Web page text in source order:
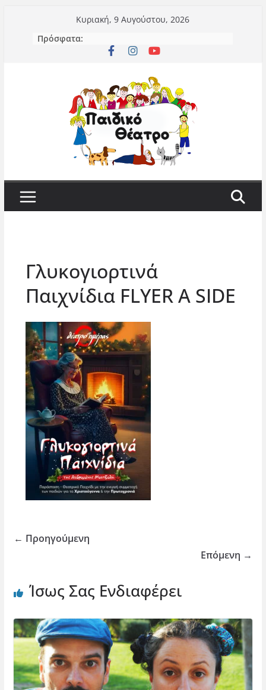
περιεχόμενο
Κυριακή, 9 Αυγούστου, 2026
Πρόσφατα:
Γλυκογιορτινά
Παιχνίδια FLYER A SIDE
← Προηγούμενη
Επόμενη →
Ίσως Σας Ενδιαφέρει